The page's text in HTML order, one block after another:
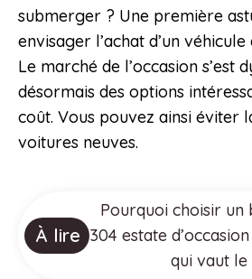
submerger ? Une première
envisager l’achat d’un véhicule
Le marché de l’occasion s’est
désormais des options
coût. Vous pouvez ainsi éviter
voitures neuves.
À lire
Pourquoi choisir un
304 estate
qui vaut le